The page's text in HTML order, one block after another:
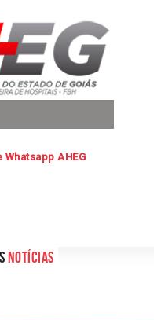
Whatsapp AHEG
notícias